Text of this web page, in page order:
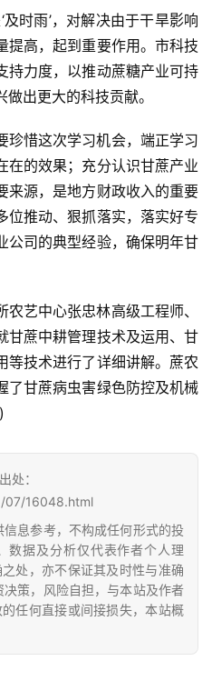
时雨’，对解决由于干旱影响
提高，起到重要作用。市科技
持力度，以推动蔗糖产业可持
出更大的科技贡献。
珍惜这次学习机会，端正学习
在的效果；充分认识甘蔗产业
来源，是地方财政收入的重要
位推动、狠抓落实，落实好专
公司的典型经验，确保明年甘
艺中心张忠林高级工程师、
甘蔗中耕管理技术及运用、甘
等技术进行了详细讲解。蔗农
了甘蔗病虫害绿色防控及机械
处：
07/16048.html
息参考，不构成任何形式的投
数据及分析仅代表作者个人理
处，亦不保证其及时性与准确
策，风险自担，与本站及作者
任何直接或间接损失，本站概